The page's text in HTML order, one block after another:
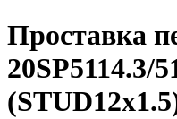
Проставка
20SP5114.3/